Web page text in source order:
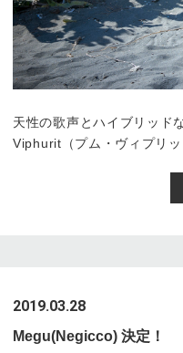
天性の歌声とハイブリッド
Viphurit（プム・ヴィプリ
2019.03.28
Megu(Negicco) 決定！